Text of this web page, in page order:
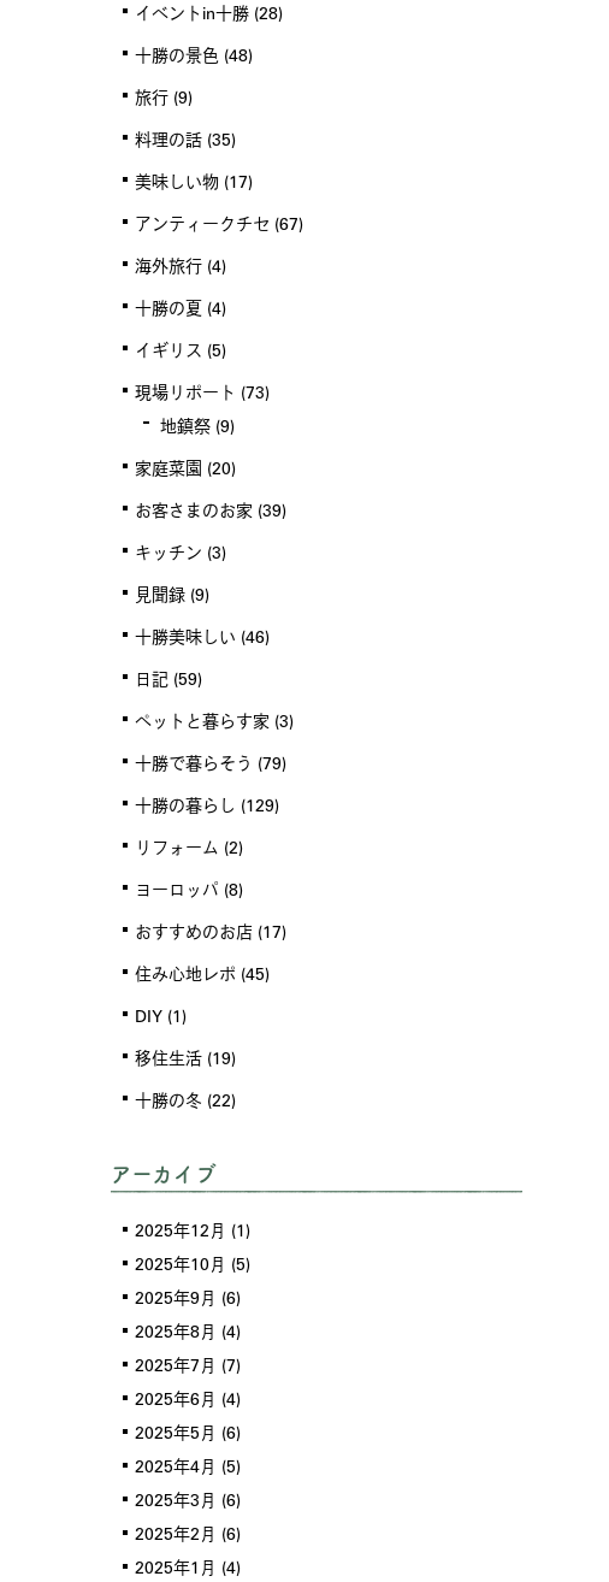
イベントin十勝 (28)
十勝の景色 (48)
旅行 (9)
料理の話 (35)
美味しい物 (17)
アンティークチセ (67)
海外旅行 (4)
十勝の夏 (4)
イギリス (5)
現場リポート (73)
地鎮祭 (9)
家庭菜園 (20)
お客さまのお家 (39)
キッチン (3)
見聞録 (9)
十勝美味しい (46)
日記 (59)
ペットと暮らす家 (3)
十勝で暮らそう (79)
十勝の暮らし (129)
リフォーム (2)
ヨーロッパ (8)
おすすめのお店 (17)
住み心地レポ (45)
DIY (1)
移住生活 (19)
十勝の冬 (22)
アーカイブ
2025年12月 (1)
2025年10月 (5)
2025年9月 (6)
2025年8月 (4)
2025年7月 (7)
2025年6月 (4)
2025年5月 (6)
2025年4月 (5)
2025年3月 (6)
2025年2月 (6)
2025年1月 (4)